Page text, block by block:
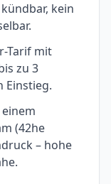
kein
Tarif mit
zu 3
Einstieg.
(42he
– hohe